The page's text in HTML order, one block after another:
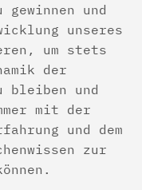
und
unseres
um stets
der
bleiben und
mit der
und dem
zur